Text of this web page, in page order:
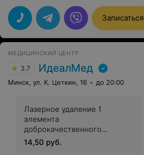
Проконсультировал, на все
ответил. Рекомендую!
Записаться
МЕДИЦИНСКИЙ ЦЕНТР
3.7 ИдеалМед
Минск, ул. К. Цеткин, 16 до 20:00
Лазерное удаление 1
элемента
доброкачественного
новообразования кожи (
родинки, невусы) до 0,5 см
14,50 руб.